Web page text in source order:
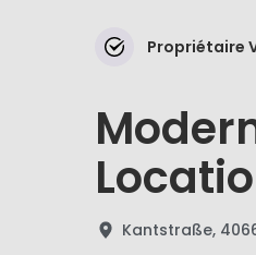
Propriétaire
Kantstraße,